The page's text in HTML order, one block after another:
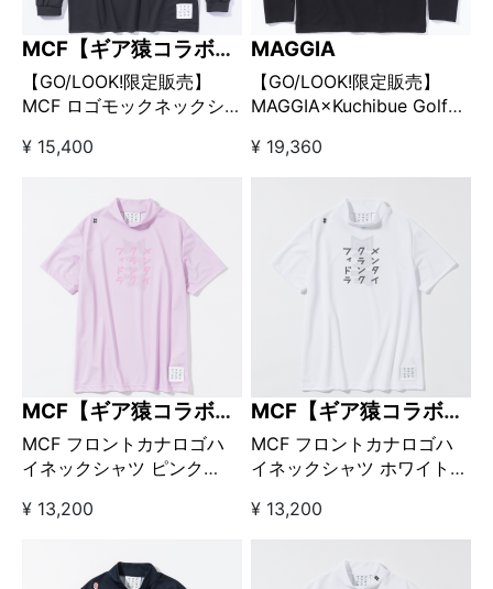
MCF【ギア猿コラボブ
ランド】
【GO/LOOK!限定販売】
MCF ロゴモックネックシ
¥ 15,400
MAGGIA
【GO/LOOK!限定販売】
MAGGIA×Kuchibue Golf
ングスリーブ ブラック
¥ 19,360
MCF【ギア猿コラボブ
ランド】
MCF フロントカナロゴハ
イネックシャツ ピンク
¥ 13,200
MCF【ギア猿コラボブ
ランド】
MCF フロントカナロゴハ
イネックシャツ ホワイト
¥ 13,200